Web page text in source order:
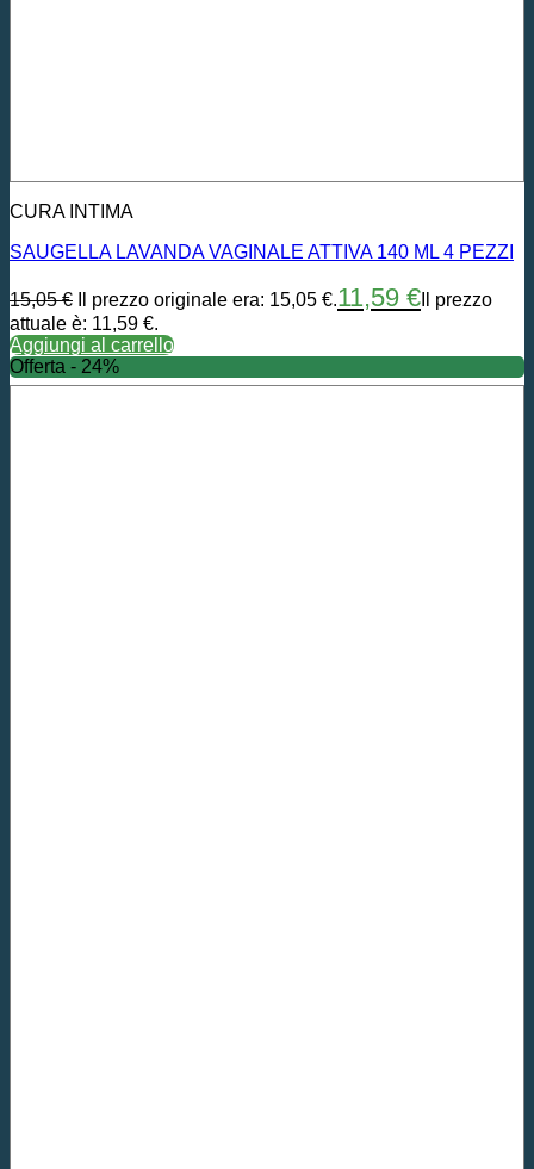
CURA INTIMA
SAUGELLA LAVANDA VAGINALE ATTIVA 140 ML 4 PEZZI
15,05€ Il prezzo originale era: 15,05 €.11,59 € Il prezzo
attuale è: 11,59 €.
Aggiungi al carrello
Offerta - 24%